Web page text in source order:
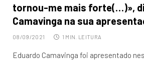
tornou-me mais forte(…)»,
Camavinga na sua
08/09/2021 1 MIN. LEITURA
Eduardo Camavinga foi apresentado